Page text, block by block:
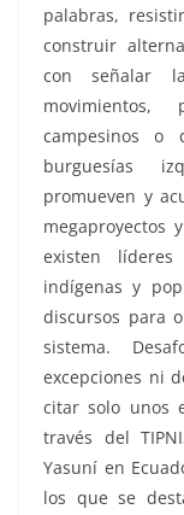
palabras,
construir
con señalar
movimientos,
campesinos o
burguesías
promueven y
megaproyectos
existen
indígenas y
discursos para
sistema.
excepciones ni
citar solo unos
través del
Yasuní en
los que se